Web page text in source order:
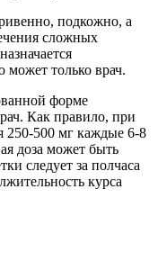
подкожно, а
сложных
может только врач.
форме
Как правило, при
250-500 мг каждые 6-8
доза может быть
следует за полчаса
курса